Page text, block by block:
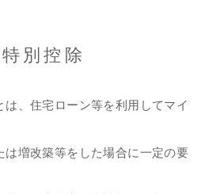
別控除
、住宅ローン等を利用してマイ
は増改築等をした場合に一定の要